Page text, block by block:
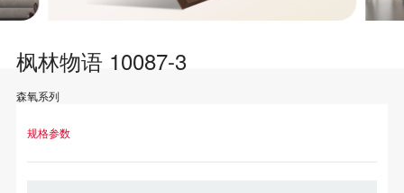
枫林物语 10087-3
森氧系列
规格参数